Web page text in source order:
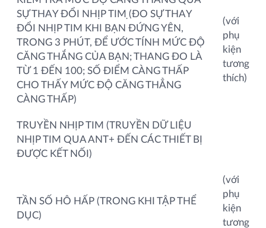
SỰ THAY ĐỔI NHỊP TIM ̣(ĐO SỰ THAY
ĐỔI NHỊP TIM KHI BẠN ĐỨNG YÊN,
TRONG 3 PHÚT, ĐỂ ƯỚC TÍNH MỨC ĐỘ
CĂNG THẮNG CỦA BẠN; THANG ĐO LÀ
TỪ 1 ĐẾN 100; SỐ ĐIỂM CÀNG THẤP
CHO THẤY MỨC ĐỘ CĂNG THẲNG
CÀNG THẤP)
(với
phụ
kiện
tương
thích)
TRUYỀN NHỊP TIM (TRUYỀN DỮ LIỆU
NHỊP TIM QUA ANT+ ĐẾN CÁC THIẾT BỊ
ĐƯỢC KẾT NỐI)
TẦN SỐ HÔ HẤP (TRONG KHI TẬP THỂ
DỤC)
(với
phụ
kiện
tương